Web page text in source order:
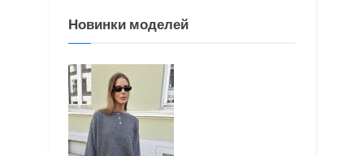
Новинки моделей